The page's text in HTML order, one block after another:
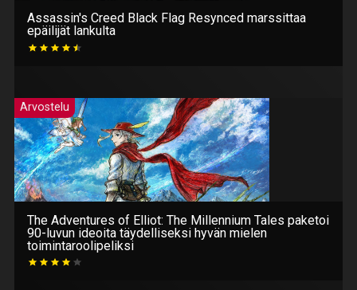
Assassin's Creed Black Flag Resynced marssittaa
epäilijät lankulta
Arvostelu
The Adventures of Elliot: The Millennium Tales paketoi
90-luvun ideoita täydelliseksi hyvän mielen
toimintaroolipeliksi